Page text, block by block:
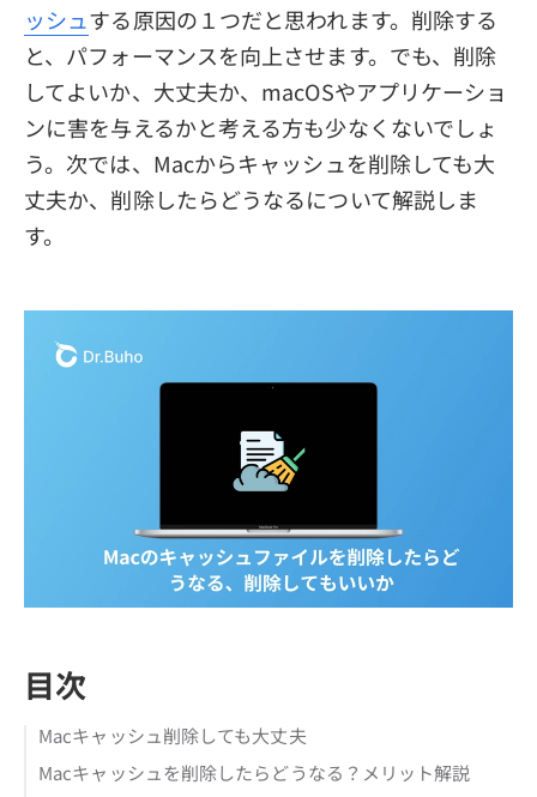
ッシュする原因の１つだと思われます。削除する
と、パフォーマンスを向上させます。でも、削除
してよいか、大丈夫か、macOSやアプリケーショ
ンに害を与えるかと考える方も少なくないでしょ
う。次では、Macからキャッシュを削除しても大
丈夫か、削除したらどうなるについて解説しま
す。
目次
Macキャッシュ削除しても大丈夫
Macキャッシュを削除したらどうなる？メリット解説